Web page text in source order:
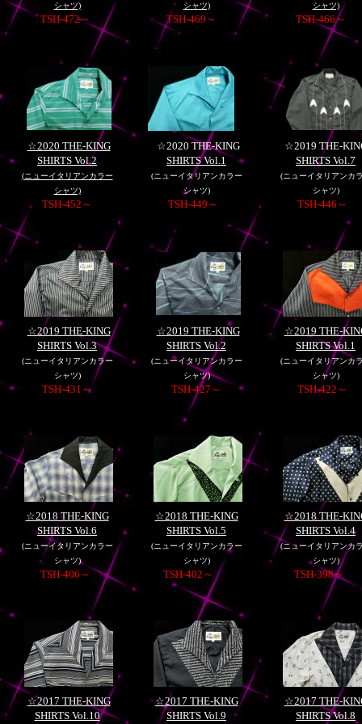
シャツ)
TSH-472～
シャツ)
TSH-469～
シャツ)
TSH-466～
☆2020 THE-KING
SHIRTS Vol.2
(ニューイタリアンカラー
シャツ)
TSH-452～
☆2020 THE-KING
SHIRTS Vol.1
(ニューイタリアンカラー
シャツ)
TSH-449～
☆2019 THE-
SHIRTS Vol.7
(ニューイタリアンカ
シャツ)
TSH-446～
☆2019 THE-KING
SHIRTS Vol.3
(ニューイタリアンカラー
シャツ)
TSH-431～
☆2019 THE-KING
SHIRTS Vol.2
(ニューイタリアンカラー
シャツ)
TSH-427～
☆2019 THE-
SHIRTS Vol.1
(ニューイタリアンカ
シャツ)
TSH-422～
☆2018 THE-KING
SHIRTS Vol.6
(ニューイタリアンカラー
シャツ)
TSH-406～
☆2018 THE-KING
SHIRTS Vol.5
(ニューイタリアンカラー
シャツ)
TSH-402～
☆2018 THE-
SHIRTS Vol.4
(ニューイタリアンカ
シャツ)
TSH-398～
☆2017 THE-KING
SHIRTS Vol.10
☆2017 THE-KING
SHIRTS Vol.9
☆2017 THE-
SHIRTS Vol.8